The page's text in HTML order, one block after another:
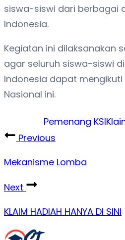
siswa-siswi dari berbagai
Indonesia.
Kegiatan ini dilaksanakan
agar seluruh siswa-siswi
Indonesia dapat
Nasional ini.
Pemenang KSI
Previous
Mekanisme Lomba
Next
KLAIM HADIAH HANYA DI SINI